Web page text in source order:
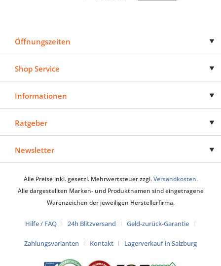
Öffnungszeiten
Shop Service
Informationen
Ratgeber
Newsletter
Alle Preise inkl. gesetzl. Mehrwertsteuer zzgl.Versandkosten.
Alle dargestellten Marken- und Produktnamen sind eingetragene
Warenzeichen der jeweiligen Herstellerfirma.
Hilfe / FAQ 24h Blitzversand Geld-zurück-Garantie
Zahlungsvarianten Kontakt Lagerverkauf in Salzburg